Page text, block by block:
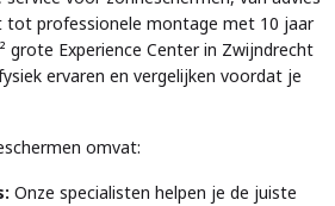
tot professionele montage met 10 jaar
grote Experience Center in Zwijndrecht
ervaren en vergelijken voordat je
omvat:
Onze specialisten helpen je de juiste